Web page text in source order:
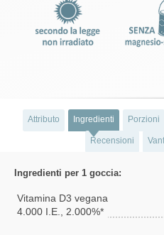
Attributo Ingredienti Porzioni
Recensioni
Ingredienti per 1 goccia:
Vitamina D3 vegana
4.000 I.E., 2.000%*